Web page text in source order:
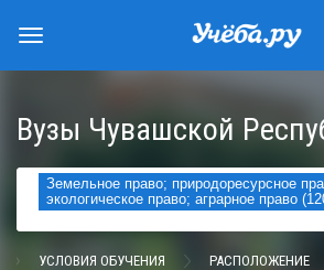
Вузы Чувашской
Земельное право; природоресурсное
экологическое право; аграрное право
УСЛОВИЯ ОБУЧЕНИЯ РАСПОЛОЖЕНИЕ